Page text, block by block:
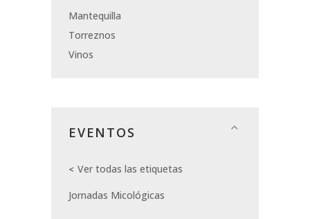
Mantequilla
Torreznos
Vinos
EVENTOS
Ver todas las etiquetas
Jornadas Micológicas